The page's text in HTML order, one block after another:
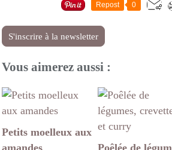
Repost 0
S'inscrire à la newsletter
Vous aimerez aussi :
Petits moelleux aux